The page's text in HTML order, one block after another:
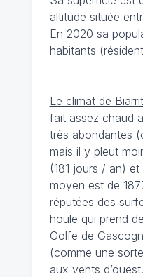
altitude située
En 2020 sa
habitants
Le climat de
fait assez chaud
très abondantes
mais il y pleut
(181 jours / an)
moyen est de
réputées des
houle qui prend
Golfe de
(comme une
aux vents